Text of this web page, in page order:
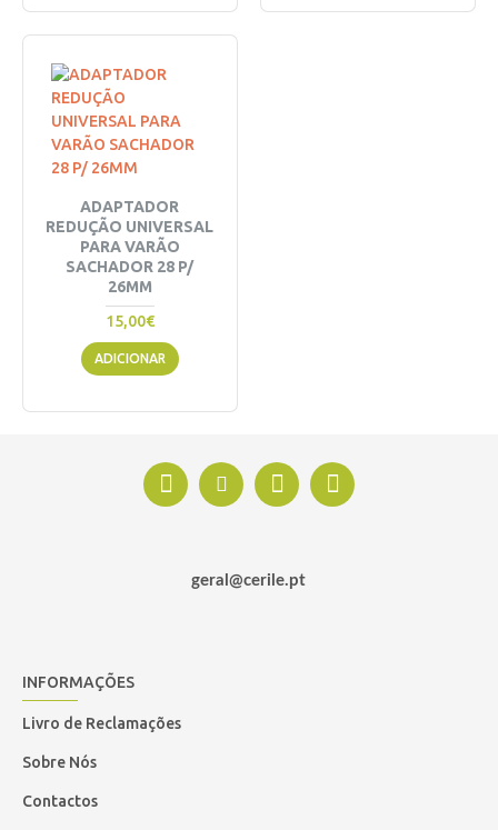
ADAPTADOR
REDUÇÃO UNIVERSAL
PARA VARÃO
SACHADOR 28 P/
26MM
15,00€
ADICIONAR
geral@cerile.pt
INFORMAÇÕES
Livro de Reclamações
Sobre Nós
Contactos